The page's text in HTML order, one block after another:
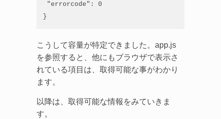
"errorcode": 0
}
こうして容量が特定できました。app.js
を参照すると、他にもブラウザで表示さ
れている項目は、取得可能な事がわかり
ます。
以降は、取得可能な情報をみていきま
す。